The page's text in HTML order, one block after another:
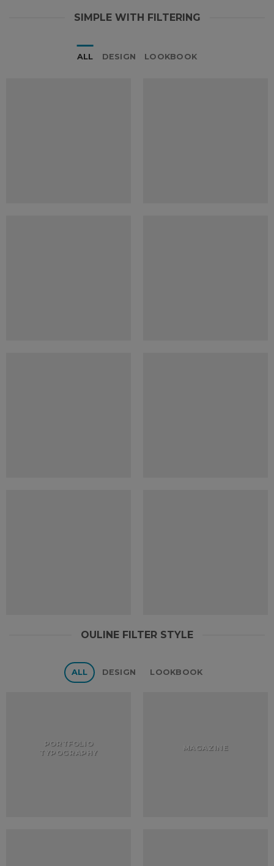
SIMPLE WITH FILTERING
ALL DESIGN LOOKBOOK
OULINE FILTER STYLE
ALL DESIGN LOOKBOOK
PORTFOLIO
TYPOGRAPHY
MAGAZINE